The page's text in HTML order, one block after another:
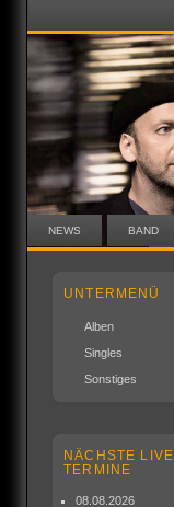
NEWS BAND
UNTERMENÜ
Alben
Singles
Sonstiges
NÄCHSTE LIVE
TERMINE
08.08.2026